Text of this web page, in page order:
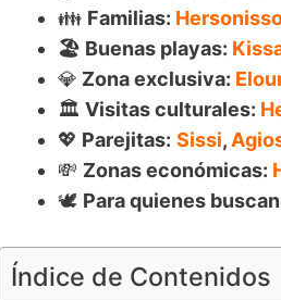
👪 Familias:
🏖️ Buenas playas:
💎 Zona exclusiva:
🏛️ Visitas culturales:
💖 Parejitas: Sissi,
💸 Zonas económicas:
🕊 Para quienes
Índice de Contenidos